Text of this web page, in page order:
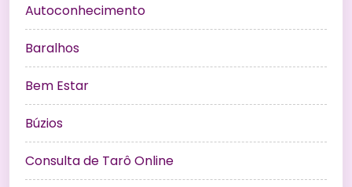
Autoconhecimento
Baralhos
Bem Estar
Búzios
Consulta de Tarô Online